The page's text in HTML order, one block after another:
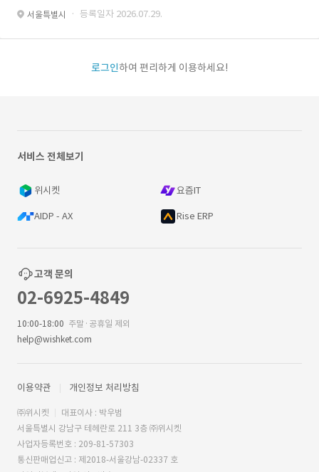
서울특별시 · 등록일자 2026.07.29.
로그인하여 편리하게 이용하세요!
서비스 전체보기
위시켓 요즘IT
AIDP - AX Rise ERP
고객 문의
02-6925-4849
10:00-18:00 주말·공휴일 제외
help@wishket.com
이용약관 개인정보 처리방침
㈜위시켓
대표이사 : 박우범
서울특별시 강남구 테헤란로 211 3층 ㈜위시켓
사업자등록번호 : 209-81-57303
통신판매업신고 : 제2018-서울강남-02337 호